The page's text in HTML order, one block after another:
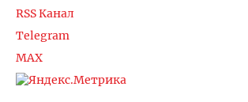
RSS Канал
Telegram
MAX